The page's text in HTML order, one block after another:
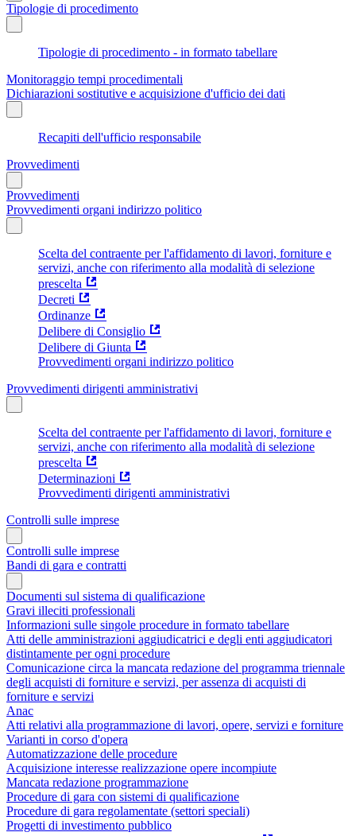
Tipologie di procedimento
Tipologie di procedimento - in formato tabellare
Monitoraggio tempi procedimentali
Dichiarazioni sostitutive e acquisizione d'ufficio dei dati
Recapiti dell'ufficio responsabile
Provvedimenti
Provvedimenti
Provvedimenti organi indirizzo politico
Scelta del contraente per l'affidamento di lavori, forniture e
servizi, anche con riferimento alla modalità di selezione
prescelta
Decreti
Ordinanze
Delibere di Consiglio
Delibere di Giunta
Provvedimenti organi indirizzo politico
Provvedimenti dirigenti amministrativi
Scelta del contraente per l'affidamento di lavori, forniture e
servizi, anche con riferimento alla modalità di selezione
prescelta
Determinazioni
Provvedimenti dirigenti amministrativi
Controlli sulle imprese
Controlli sulle imprese
Bandi di gara e contratti
Documenti sul sistema di qualificazione
Gravi illeciti professionali
Informazioni sulle singole procedure in formato tabellare
Atti delle amministrazioni aggiudicatrici e degli enti aggiudicatori
distintamente per ogni procedure
Comunicazione circa la mancata redazione del programma triennale
degli acquisti di forniture e servizi, per assenza di acquisti di
forniture e servizi
Anac
Atti relativi alla programmazione di lavori, opere, servizi e forniture
Varianti in corso d'opera
Automatizzazione delle procedure
Acquisizione interesse realizzazione opere incompiute
Mancata redazione programmazione
Procedure di gara con sistemi di qualificazione
Procedure di gara regolamentate (settori speciali)
Progetti di investimento pubblico